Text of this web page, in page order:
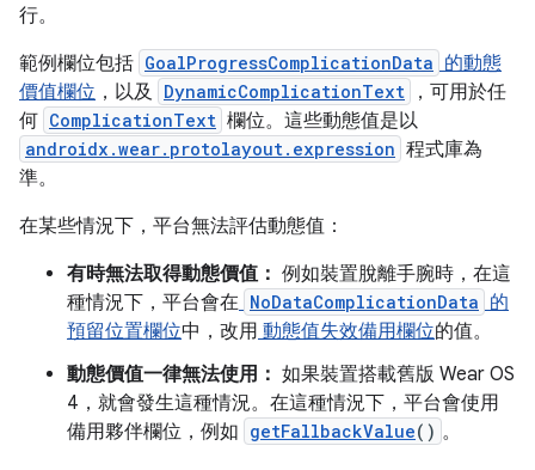
行。
範例欄位包括 GoalProgressComplicationData 的動態
價值欄位 ，以及 DynamicComplicationText
，可用於任
何 ComplicationText 欄位。這些動態值是以
androidx.wear.protolayout.expression 程式庫為
準。
在某些情況下，平台無法評估動態值：
有時無法取得動態價值： 例如裝置脫離手腕時，在這
種情況下，平台會在 NoDataComplicationData 的
預留位置欄位中，改用 動態值失效備用欄位的值。
動態價值一律無法使用： 如果裝置搭載舊版 Wear OS
4，就會發生這種情況。在這種情況下，平台會使用
備用夥伴欄位，例如 getFallbackValue() 。